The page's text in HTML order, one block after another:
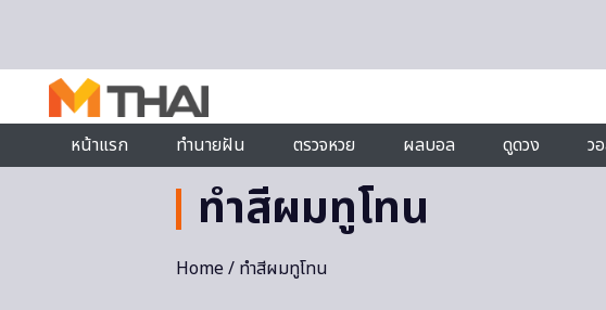
หน้าแรก
ทำนายฝัน ตรวจหวย ผลบอล ดูดวง ว
ทำสีผมทูโทน
Home/ ทำสีผมทูโทน